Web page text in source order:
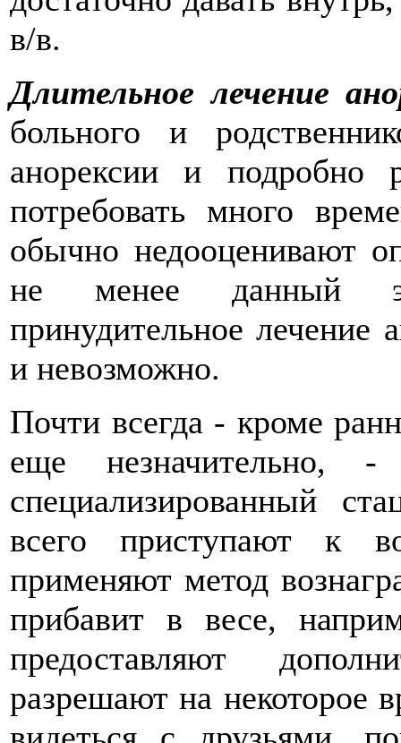
в/в.
Длительное лечение
больного и
анорексии и подробно
потребовать много
обычно недооценивают
не менее данный
принудительное лечение
и невозможно.
Почти всегда - кроме
еще незначительно, -
специализированный
всего приступают к
применяют метод
прибавит в весе,
предоставляют
разрешают на некоторое